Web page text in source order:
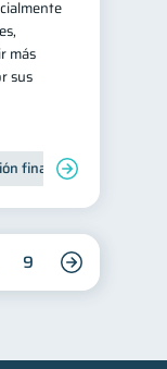
más
sus
financiera
9